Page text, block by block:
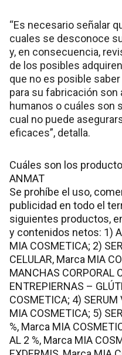
“Es necesario señalar
cuales se desconoce
y, en consecuencia,
de los posibles
que no es posible
para su fabricación son
humanos o cuáles son
cual no puede
eficaces”, detalla.
Cuáles son los
ANMAT
Se prohíbe el uso,
publicidad en todo el
siguientes productos,
y contenidos netos: 1)
MIA COSMETICA; 2)
CELULAR, Marca MIA
MANCHAS CORPORAL
ENTREPIERNAS –
COSMETICA; 4)
MIA COSMETICA; 5)
%, Marca MIA
AL 2 %, Marca MIA